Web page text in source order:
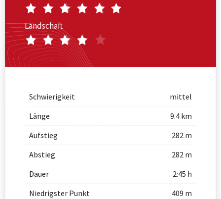
Landschaft
Schwierigkeit
mittel
Länge
9.4 km
Aufstieg
282 m
Abstieg
282 m
Dauer
2:45 h
Niedrigster Punkt
409 m